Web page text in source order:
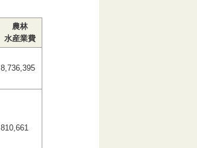
農林
水産業費
8,736,395
810,661